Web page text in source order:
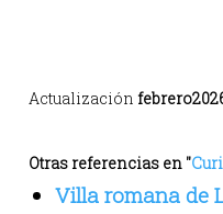
Actualización
Otras referencias en "
Villa romana de